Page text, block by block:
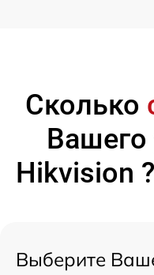
Сколько
Вашего
Hikvision
Выберите